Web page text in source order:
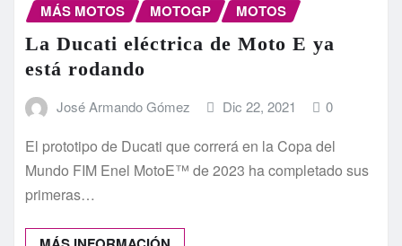
MÁS MOTOS MOTOGP MOTOS
La Ducati eléctrica de Moto E ya
está rodando
José Armando Gómez Dic 22, 2021 0
El prototipo de Ducati que correrá en la Copa del
Mundo FIM Enel MotoE™ de 2023 ha completado sus
primeras…